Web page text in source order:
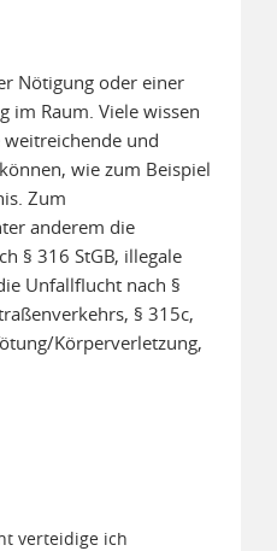
Nötigung oder einer
im Raum. Viele wissen
und
wie zum Beispiel
Zum
anderem die
§ 316 StGB, illegale
Unfallflucht nach §
§ 315c,
Körperverletzung,
verteidige ich